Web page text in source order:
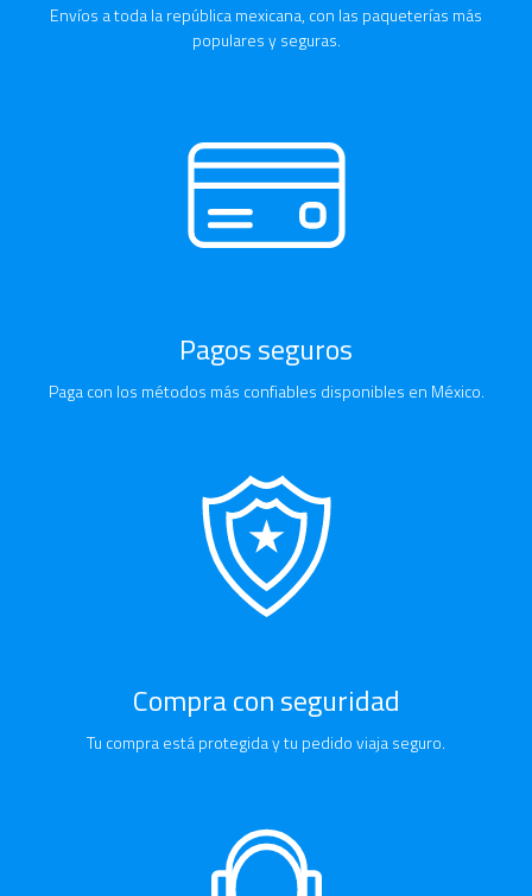
Envíos a toda la república mexicana, con las paqueterías más
populares y seguras.
Pagos seguros
Paga con los métodos más confiables disponibles en México.
Compra con seguridad
Tu compra está protegida y tu pedido viaja seguro.